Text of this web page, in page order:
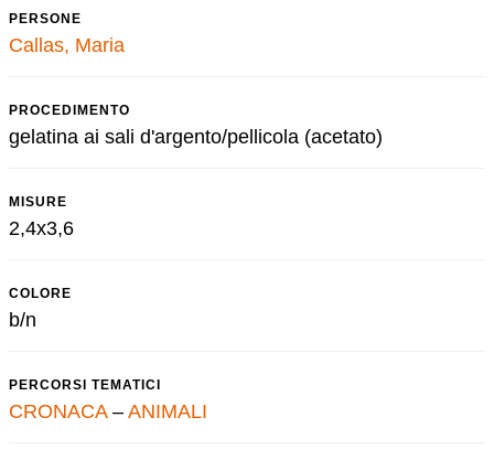
PERSONE
Callas, Maria
PROCEDIMENTO
gelatina ai sali d'argento/pellicola (acetato)
MISURE
2,4x3,6
COLORE
b/n
PERCORSI TEMATICI
CRONACA– ANIMALI